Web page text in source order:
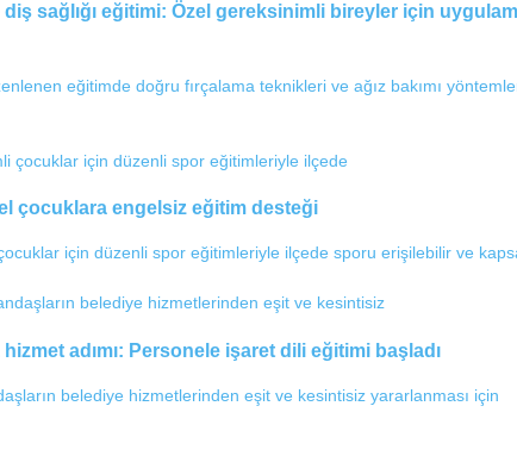
sağlığı eğitimi: Özel gereksinimli bireyler için
eğitimde doğru fırçalama teknikleri ve ağız bakımı
çocuklara engelsiz eğitim desteği
için düzenli spor eğitimleriyle ilçede sporu erişilebilir ve
adımı: Personele işaret dili eğitimi başladı
belediye hizmetlerinden eşit ve kesintisiz yararlanması için